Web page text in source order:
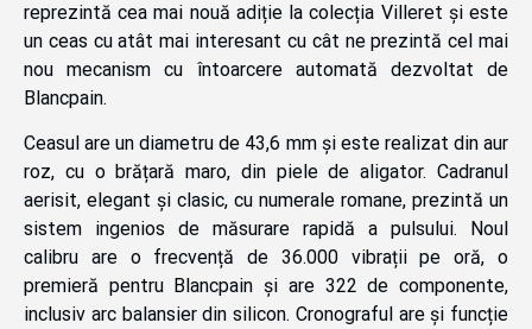
reprezintă cea mai nouă adiție la colecția Villeret și este
un ceas cu atât mai interesant cu cât ne prezintă cel mai
nou mecanism cu întoarcere automată dezvoltat de
Blancpain.
Ceasul are un diametru de 43,6 mm și este realizat din aur
roz, cu o brățară maro, din piele de aligator. Cadranul
aerisit, elegant și clasic, cu numerale romane, prezintă un
sistem ingenios de măsurare rapidă a pulsului. Noul
calibru are o frecvență de 36.000 vibrații pe oră, o
premieră pentru Blancpain și are 322 de componente,
inclusiv arc balansier din silicon. Cronograful are și funcție